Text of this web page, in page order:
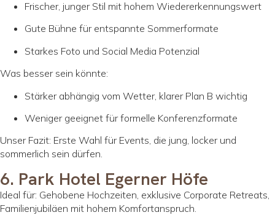
Frischer, junger Stil mit hohem Wiedererkennungswert
Gute Bühne für entspannte Sommerformate
Starkes Foto und Social Media Potenzial
Was besser sein könnte:
Stärker abhängig vom Wetter, klarer Plan B wichtig
Weniger geeignet für formelle Konferenzformate
Unser Fazit: Erste Wahl für Events, die jung, locker und
sommerlich sein dürfen.
6. Park Hotel Egerner Höfe
Ideal für: Gehobene Hochzeiten, exklusive Corporate Retreats,
Familienjubiläen mit hohem Komfortanspruch.